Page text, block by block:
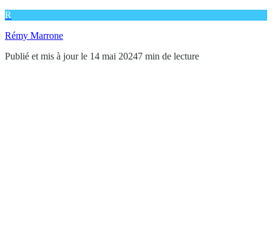
R
Rémy Marrone
Publié et mis à jour le 14 mai 20247 min de lecture